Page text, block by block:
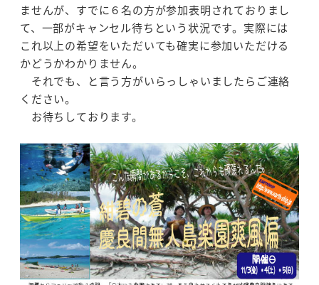
ませんが、すでに６名の方が参加表明されておりまし
て、一部がキャンセル待ちという状況です。実際には
これ以上の希望をいただいても確実に参加いただける
かどうかわかりません。
それでも、と言う方がいらっしゃいましたらご連絡
ください。
お待ちしております。